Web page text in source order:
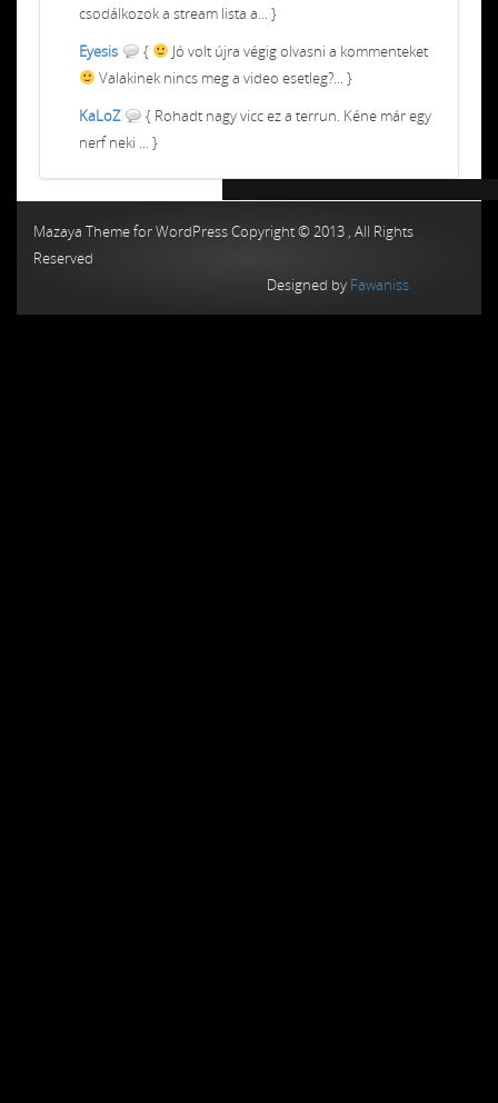
csodálkozok a stream lista a... }
Eyesis
{
Jó volt újra végig olvasni a kommenteket
Valakinek nincs meg a video esetleg?... }
KaLoZ
{ Rohadt nagy vicc ez a terrun. Kéne már egy
nerf neki ... }
Mazaya Theme for WordPress Copyright © 2013 , All Rights
Reserved
Designed by Fawaniss